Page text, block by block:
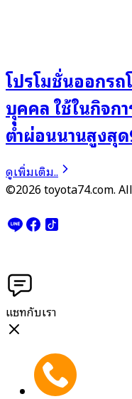
โปรโมชั่นออกร
บุุคคล ใช้ในกิจก
ต่ำผ่อนนานสูงสุ
ดูเพิ่มเติม..
©2026 toyota74.com.
แชทกับเรา